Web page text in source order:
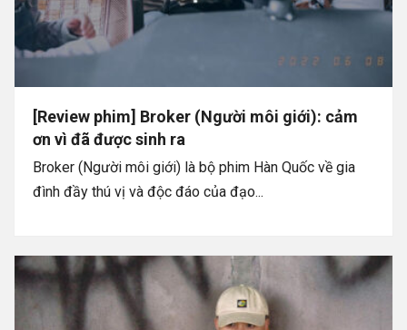
[Review phim] Broker (Người môi giới): cảm
ơn vì đã được sinh ra
Broker (Người môi giới) là bộ phim Hàn Quốc về gia
đình đầy thú vị và độc đáo của đạo...